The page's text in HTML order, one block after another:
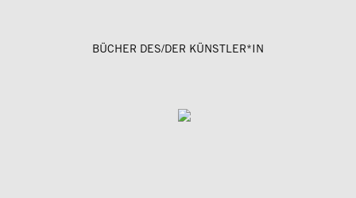
BÜCHER DES/DER KÜNSTLER*IN